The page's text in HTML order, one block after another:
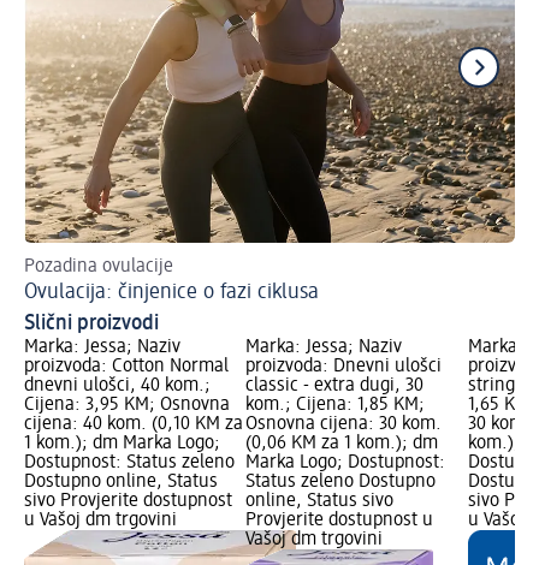
Pozadina ovulacije
Ovulacija: činjenice o fazi ciklusa
Slični proizvodi
Marka: Jessa; Naziv
proizvoda: Cotton Normal
dnevni ulošci, 40 kom.;
Cijena: 3,95 KM; Osnovna
cijena: 40 kom. (0,10 KM za
1 kom.); dm Marka Logo;
Dostupnost: Status zeleno
Dostupno online, Status
sivo Provjerite dostupnost
u Vašoj dm trgovini
Marka: Jessa; Naziv
proizvoda: Dnevni ulošci
classic - extra dugi, 30
kom.; Cijena: 1,85 KM;
Osnovna cijena: 30 kom.
(0,06 KM za 1 kom.); dm
Marka Logo; Dostupnost:
Status zeleno Dostupno
online, Status sivo
Provjerite dostupnost u
Vašoj dm trgovini
Marka:
string,
1,65
30 kom.
kom.);
sivo
u Vašoj